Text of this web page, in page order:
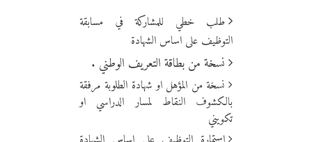
طلب خطي للمشاركة في مسابقة
التوظيف على اساس الشهادة
نسخة من بطاقة التعريف الوطني .
نسخة من المؤهل او شهادة الطلوبة مرفقة
بالكشوف النقاط لمسار الدراسي او
تكويني